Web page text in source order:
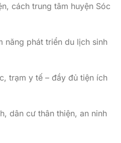
cách trung tâm huyện Sóc
năng phát triển du lịch sinh
trạm y tế – đầy đủ tiện ích
dân cư thân thiện, an ninh